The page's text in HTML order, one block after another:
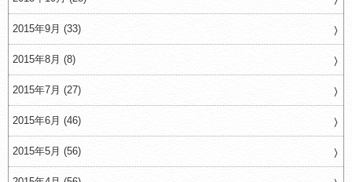
2015年9月 (33)
2015年8月 (8)
2015年7月 (27)
2015年6月 (46)
2015年5月 (56)